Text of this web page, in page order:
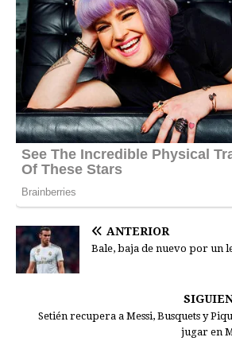
ANTERIOR
Bale, baja de nuevo por un
Setién recupera a Messi, Busquets y
jugar en